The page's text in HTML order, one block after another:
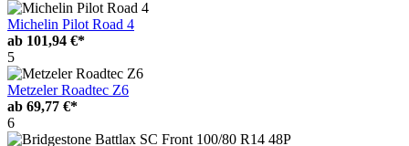
Michelin Pilot Road 4
ab 101,94 €*
5
Metzeler Roadtec Z6
ab 69,77 €*
6